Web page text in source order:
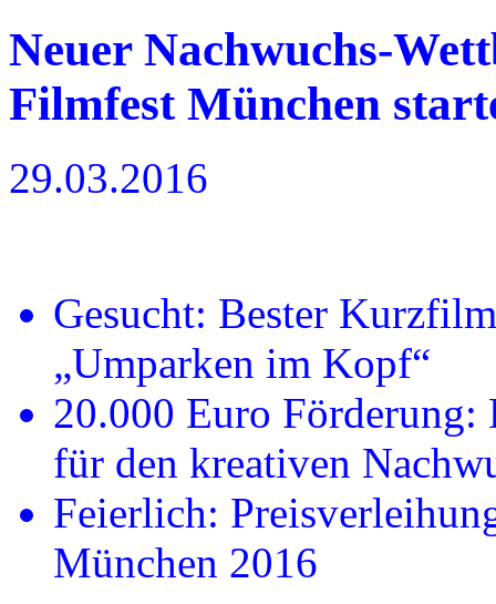
Neuer Nachwuchs-
Filmfest München
29.03.2016
Gesucht: Bester
„Umparken im Kopf“
20.000 Euro
für den kreativen
Feierlich:
München 2016